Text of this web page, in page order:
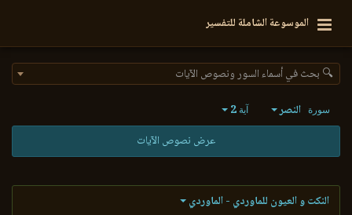
الموسوعة الشاملة للتفسير
🔍 بحث في أسماء السور ونصوص الآيات
سورة النصر آية 2
عرض نصوص الآيات
النكت و العيون للماوردي - الماوردي